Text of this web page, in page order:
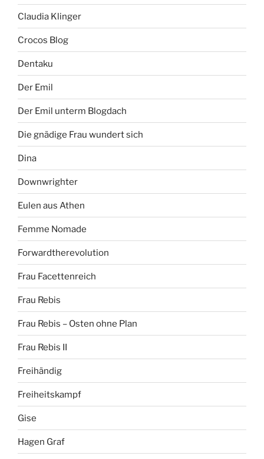
Claudia Klinger
Crocos Blog
Dentaku
Der Emil
Der Emil unterm Blogdach
Die gnädige Frau wundert sich
Dina
Downwrighter
Eulen aus Athen
Femme Nomade
Forwardtherevolution
Frau Facettenreich
Frau Rebis
Frau Rebis – Osten ohne Plan
Frau Rebis II
Freihändig
Freiheitskampf
Gise
Hagen Graf